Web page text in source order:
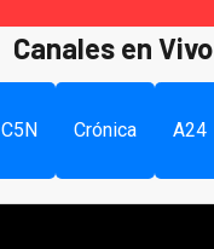
Canales en Vivo
C5N Crónica A24